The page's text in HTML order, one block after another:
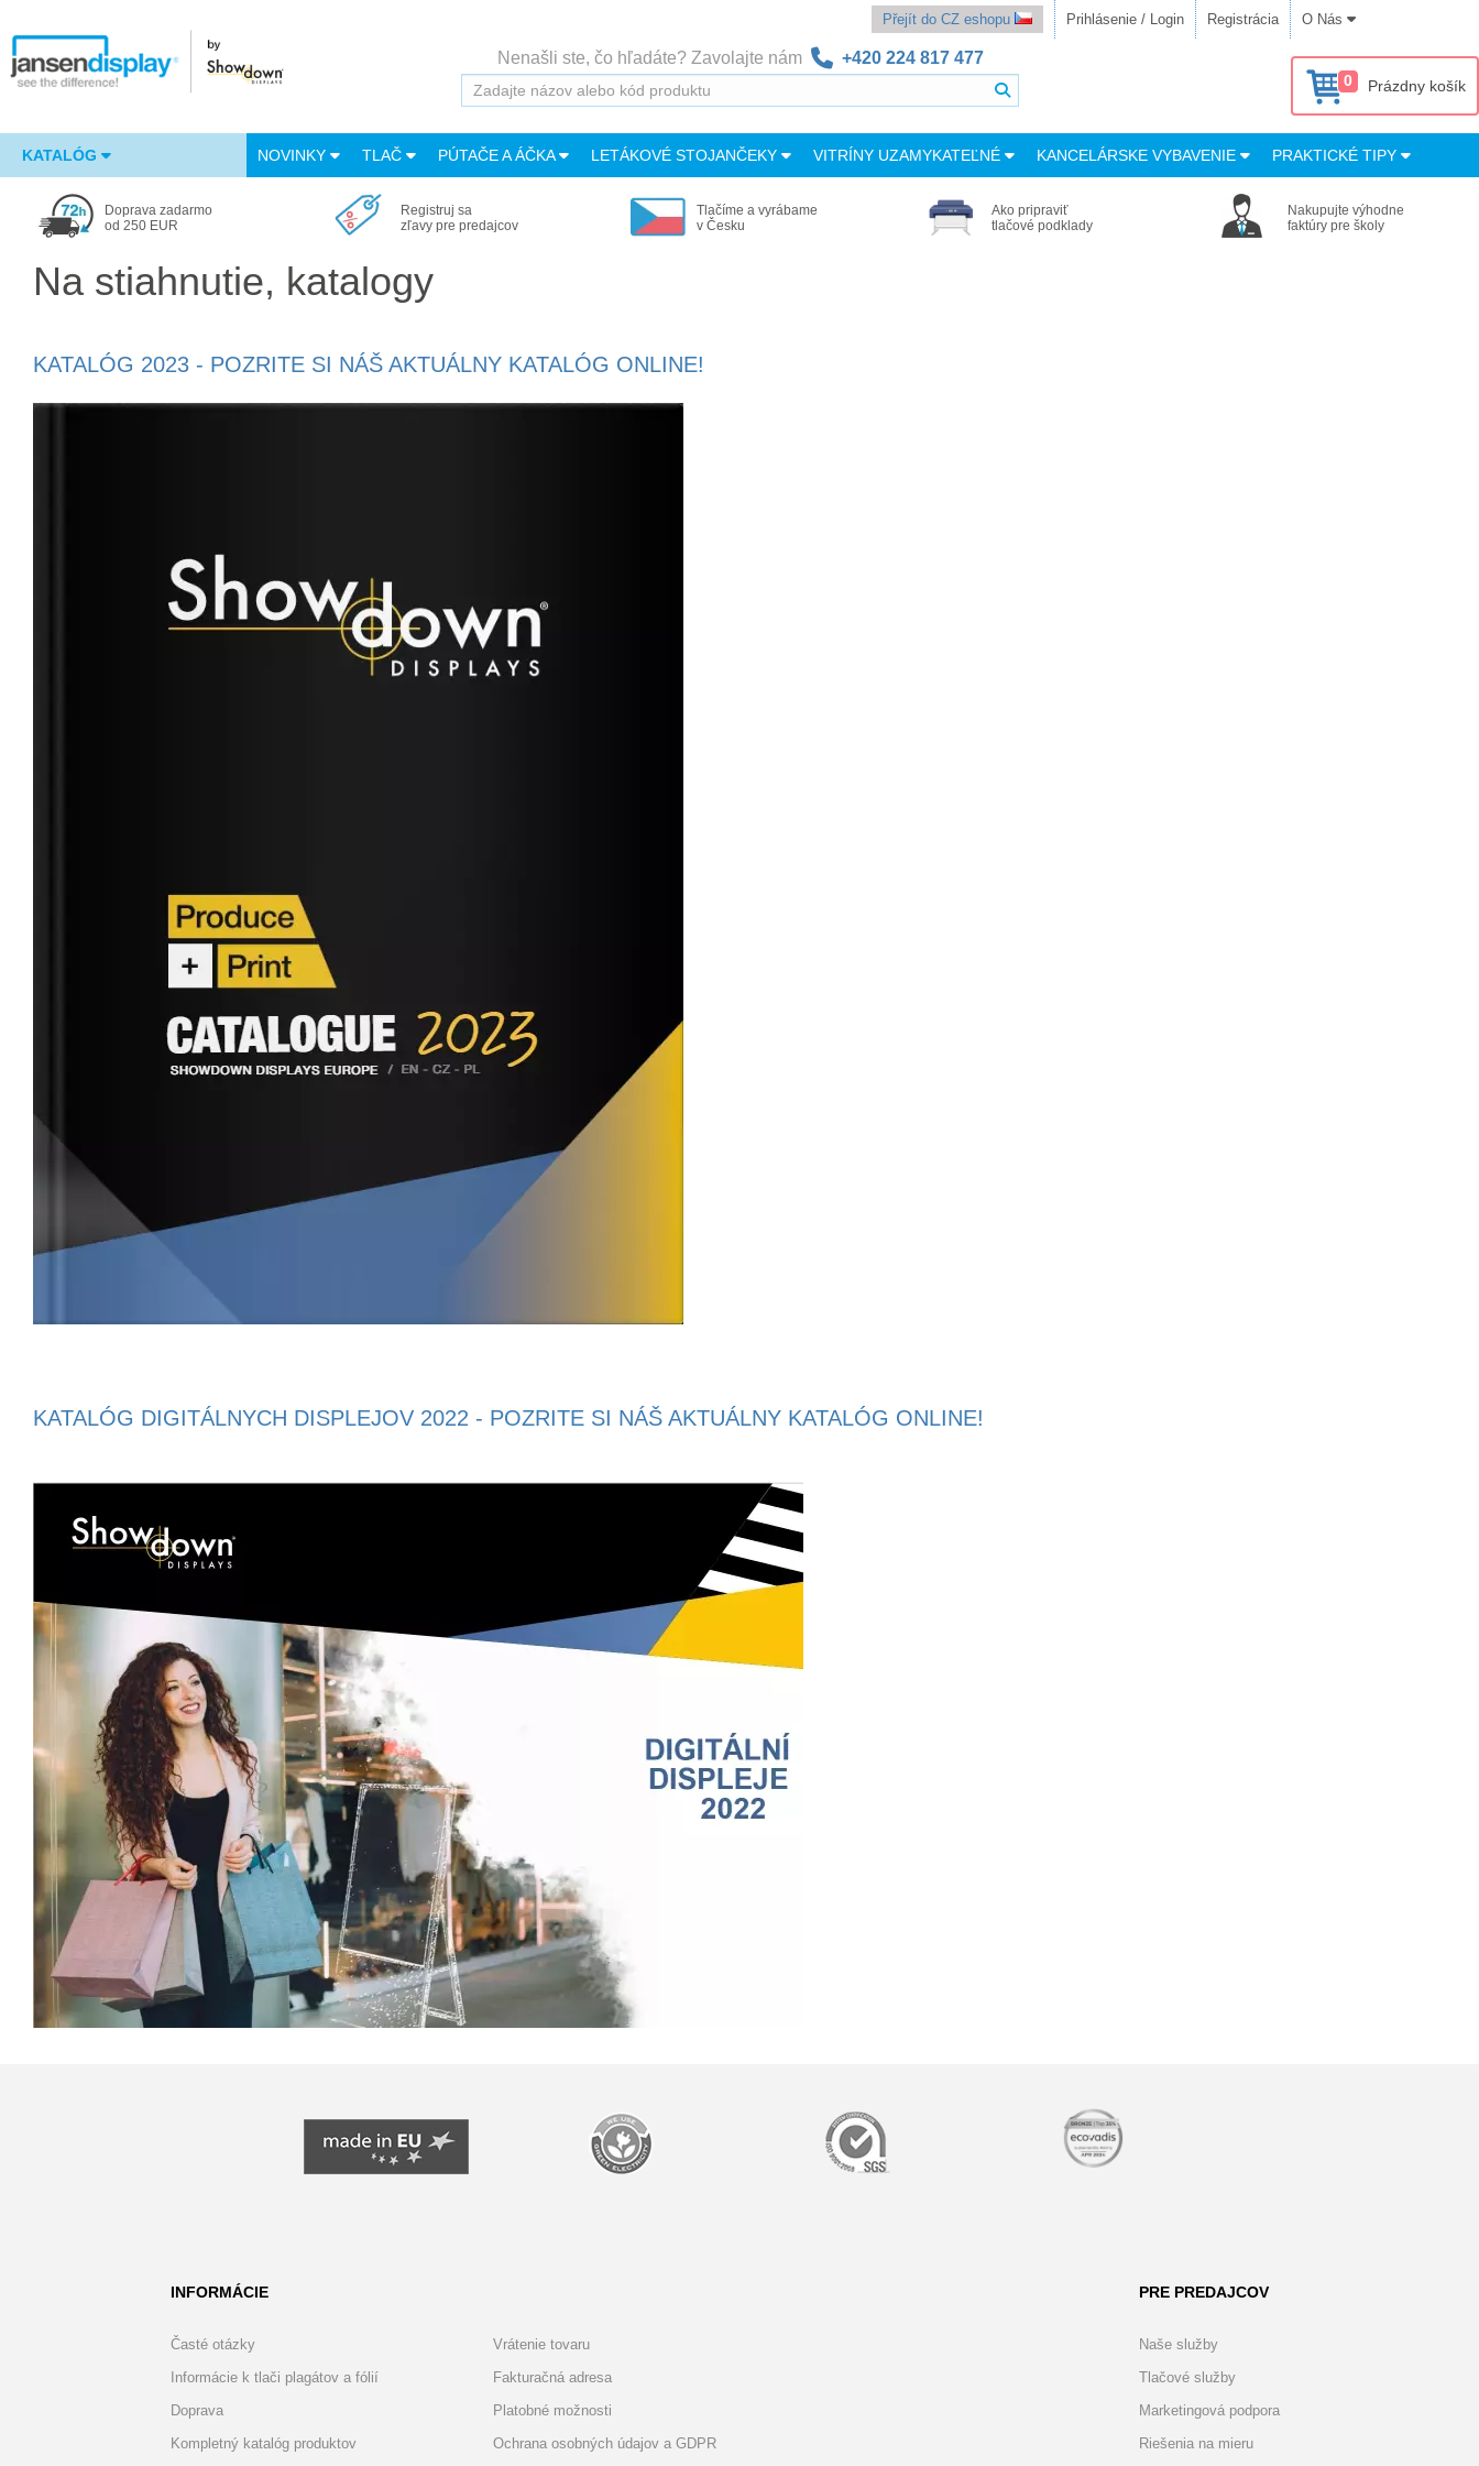
Přejít do CZ eshopu Prihlásenie / Login Registrácia O Nás
Nenašli ste, čo hľadáte? Zavolajte nám +420 224 817 477
0 Prázdny košík
KATALÓG NOVINKY TLAČ PÚTAČE A ÁČKA LETÁKOVÉ STOJANČEKY VITRÍNY UZAMYKATEĽNÉ KANCELÁRSKE VYBAVENIE PRAKTICKÉ TIPY
Doprava zadarmo
od 250 EUR
Registruj sa
zľavy pre predajcov
Tlačíme a vyrábame
v Česku
Ako pripraviť
tlačové podklady
Nakupujte výhodne
faktúry pre školy
Na stiahnutie, katalogy
KATALÓG 2023 - POZRITE SI NÁŠ AKTUÁLNY KATALÓG ONLINE!
KATALÓG DIGITÁLNYCH DISPLEJOV 2022 - POZRITE SI NÁŠ AKTUÁLNY KATALÓG ONLINE!
INFORMÁCIE PRE PREDAJCOV
Časté otázky
Informácie k tlači plagátov a fólií
Doprava
Kompletný katalóg produktov
Vrátenie tovaru
Fakturačná adresa
Platobné možnosti
Ochrana osobných údajov a GDPR
Naše služby
Tlačové služby
Marketingová podpora
Riešenia na mieru